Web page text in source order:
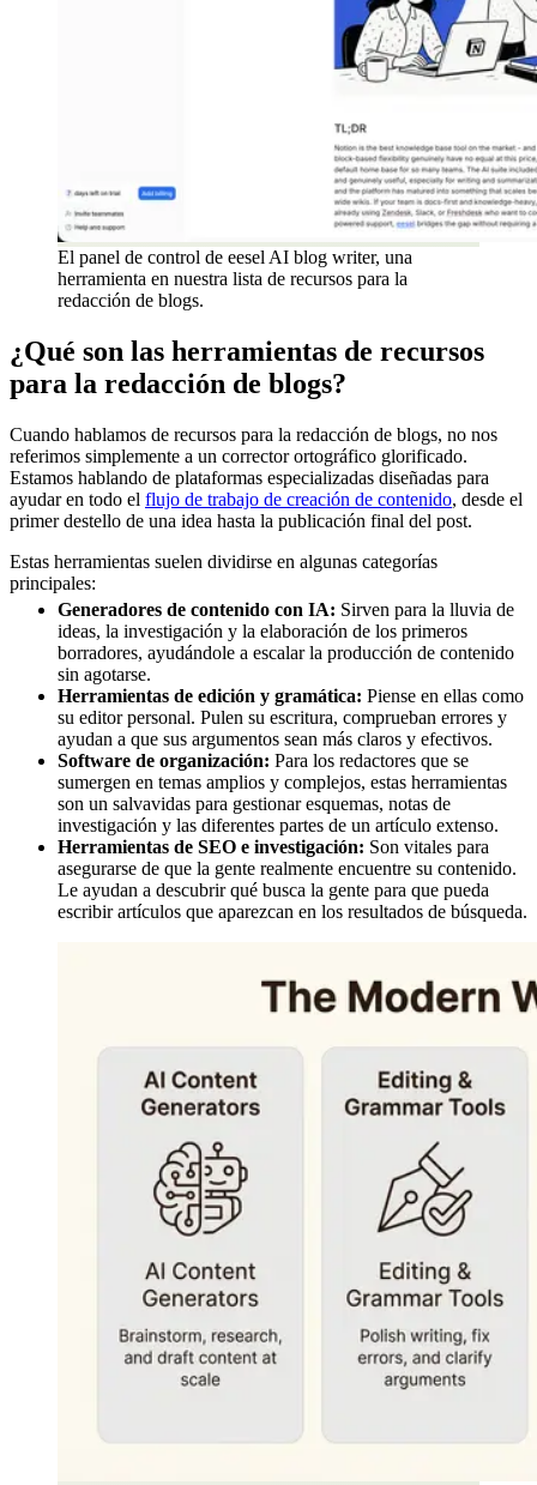
El panel de control de eesel AI blog writer, una
herramienta en nuestra lista de recursos para la
redacción de blogs.
¿Qué son las herramientas de recursos
para la redacción de blogs?
Cuando hablamos de recursos para la redacción de blogs, no nos
referimos simplemente a un corrector ortográfico glorificado.
Estamos hablando de plataformas especializadas diseñadas para
ayudar en todo el flujo de trabajo de creación de contenido, desde el
primer destello de una idea hasta la publicación final del post.
Estas herramientas suelen dividirse en algunas categorías
principales:
Generadores de contenido con IA: Sirven para la lluvia de
ideas, la investigación y la elaboración de los primeros
borradores, ayudándole a escalar la producción de contenido
sin agotarse.
Herramientas de edición y gramática: Piense en ellas como
su editor personal. Pulen su escritura, comprueban errores y
ayudan a que sus argumentos sean más claros y efectivos.
Software de organización: Para los redactores que se
sumergen en temas amplios y complejos, estas herramientas
son un salvavidas para gestionar esquemas, notas de
investigación y las diferentes partes de un artículo extenso.
Herramientas de SEO e investigación: Son vitales para
asegurarse de que la gente realmente encuentre su contenido.
Le ayudan a descubrir qué busca la gente para que pueda
escribir artículos que aparezcan en los resultados de búsqueda.